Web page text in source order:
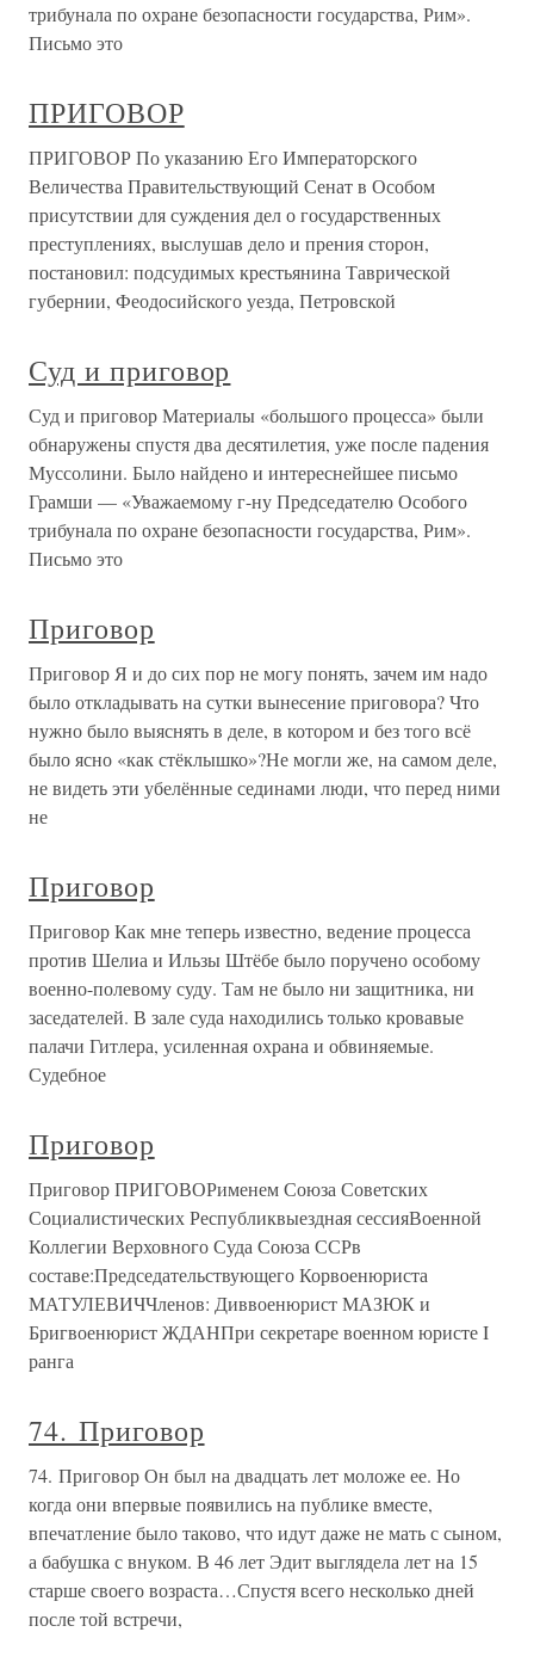
трибунала по охране безопасности государства, Рим».
Письмо это
ПРИГОВОР
ПРИГОВОР По указанию Его Императорского
Величества Правительствующий Сенат в Особом
присутствии для суждения дел о государственных
преступлениях, выслушав дело и прения сторон,
постановил: подсудимых крестьянина Таврической
губернии, Феодосийского уезда, Петровской
Суд и приговор
Суд и приговор Материалы «большого процесса» были
обнаружены спустя два десятилетия, уже после падения
Муссолини. Было найдено и интереснейшее письмо
Грамши — «Уважаемому г-ну Председателю Особого
трибунала по охране безопасности государства, Рим».
Письмо это
Приговор
Приговор Я и до сих пор не могу понять, зачем им надо
было откладывать на сутки вынесение приговора? Что
нужно было выяснять в деле, в котором и без того всё
было ясно «как стёклышко»?Не могли же, на самом деле,
не видеть эти убелённые сединами люди, что перед ними
не
Приговор
Приговор Как мне теперь известно, ведение процесса
против Шелиа и Ильзы Штёбе было поручено особому
военно-полевому суду. Там не было ни защитника, ни
заседателей. В зале суда находились только кровавые
палачи Гитлера, усиленная охрана и обвиняемые.
Судебное
Приговор
Приговор ПРИГОВОРименем Союза Советских
Социалистических Республиквыездная сессияВоенной
Коллегии Верховного Суда Союза ССРв
составе:Председательствующего Корвоенюриста
МАТУЛЕВИЧЧленов: Диввоенюрист МАЗЮК и
Бригвоенюрист ЖДАНПри секретаре военном юристе I
ранга
74. Приговор
74. Приговор Он был на двадцать лет моложе ее. Но
когда они впервые появились на публике вместе,
впечатление было таково, что идут даже не мать с сыном,
а бабушка с внуком. В 46 лет Эдит выглядела лет на 15
старше своего возраста…Спустя всего несколько дней
после той встречи,